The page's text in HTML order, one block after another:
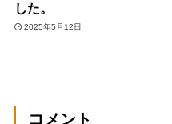
した。
2025年5月12日
コメント